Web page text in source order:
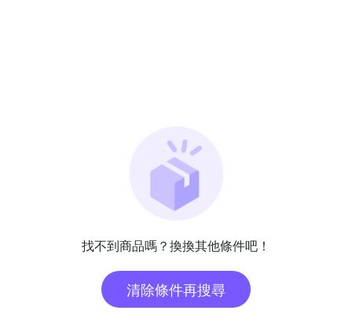
找不到商品嗎？換換其他條件吧！
清除條件再搜尋